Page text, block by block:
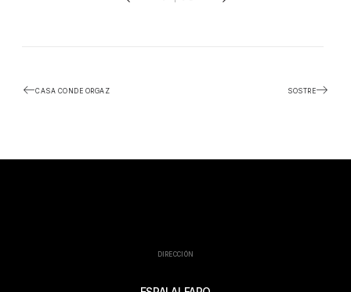
CASA CONDE ORGAZ SOSTRE
DIRECCIÓN